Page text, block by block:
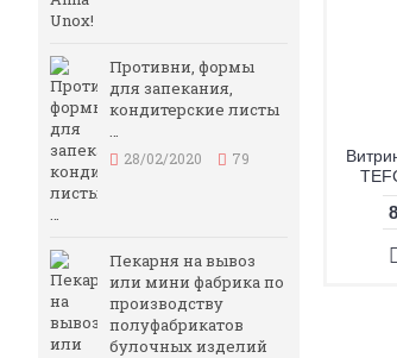
Противни, формы
для запекания,
кондитерские листы
…
28/02/2020 79
Пекарня на вывоз
или мини фабрика по
производству
полуфабрикатов
булочных изделий